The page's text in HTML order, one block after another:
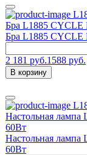
Бра L1885
Бра L1885
2 181 руб.1588 руб.
В корзину
Настольная
60Вт
Настольная
60Вт